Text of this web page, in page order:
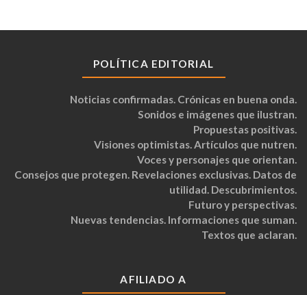
POLÍTICA EDITORIAL
Noticias confirmadas. Crónicas en buena onda.
Sonidos e imágenes que ilustran.
Propuestas positivas.
Visiones optimistas. Artículos que nutren.
Voces y personajes que orientan.
Consejos que protegen. Revelaciones exclusivas. Datos de
utilidad. Descubrimientos.
Futuro y perspectivas.
Nuevas tendencias. Informaciones que suman.
Textos que aclaran.
AFILIADO A